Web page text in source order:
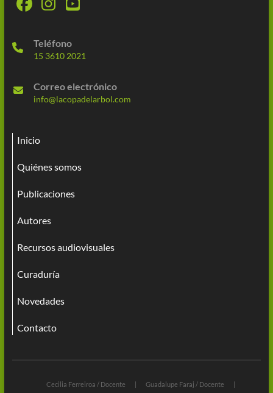
Teléfono
15 3610 2021
Correo electrónico
info@lacopadelarbol.com
Inicio
Quiénes somos
Publicaciones
Autores
Recursos audiovisuales
Curaduría
Novedades
Contacto
Cecilia Ferreiroa / Docente
Guadalupe Faraj / Docente